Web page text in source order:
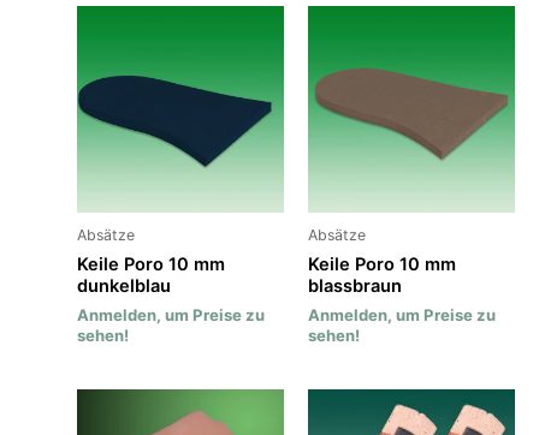
Absätze
Keile Poro 10 mm
dunkelblau
Anmelden, um Preise zu
sehen!
Absätze
Keile Poro 10 mm
blassbraun
Anmelden, um Preise zu
sehen!